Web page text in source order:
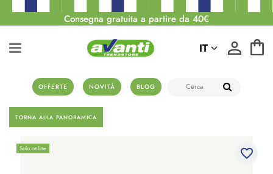
Consegna gratuita a partire da 40€
OFFERTE NOVITÀ BLOG
IT
TORNA ALLA PANORAMICA
Solo online favorite_border